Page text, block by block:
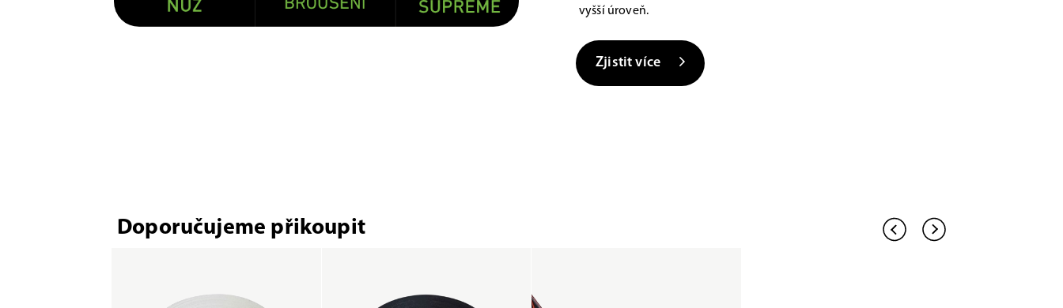
vyšší úroveň.
Zjistit více
Doporučujeme přikoupit